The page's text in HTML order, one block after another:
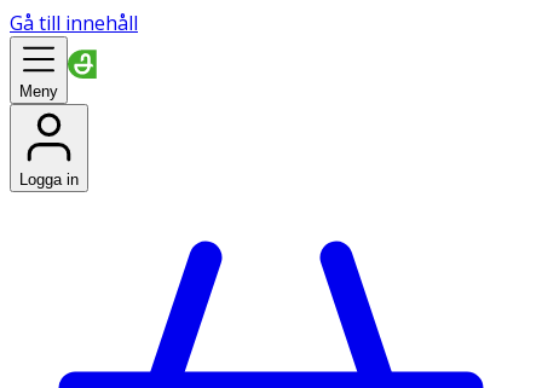
Gå till innehåll
Meny
Logga in